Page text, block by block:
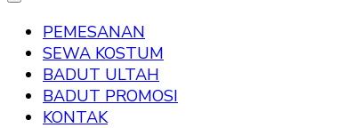
PEMESANAN
SEWA KOSTUM
BADUT ULTAH
BADUT PROMOSI
KONTAK